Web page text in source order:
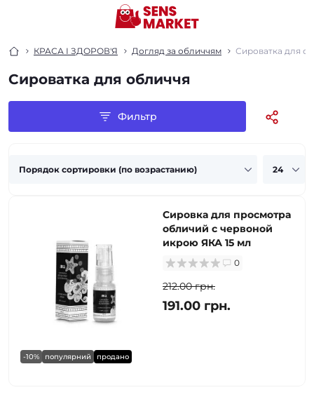
КРАСА І ЗДОРОВ'Я Догляд за обличчям Сироватка для
Сироватка для обличчя
Фильтр
-10% популярний продано
Сировка для просмотра
обличий с червоной
икрою ЯКА 15 мл
0
212.00 грн.
191.00 грн.